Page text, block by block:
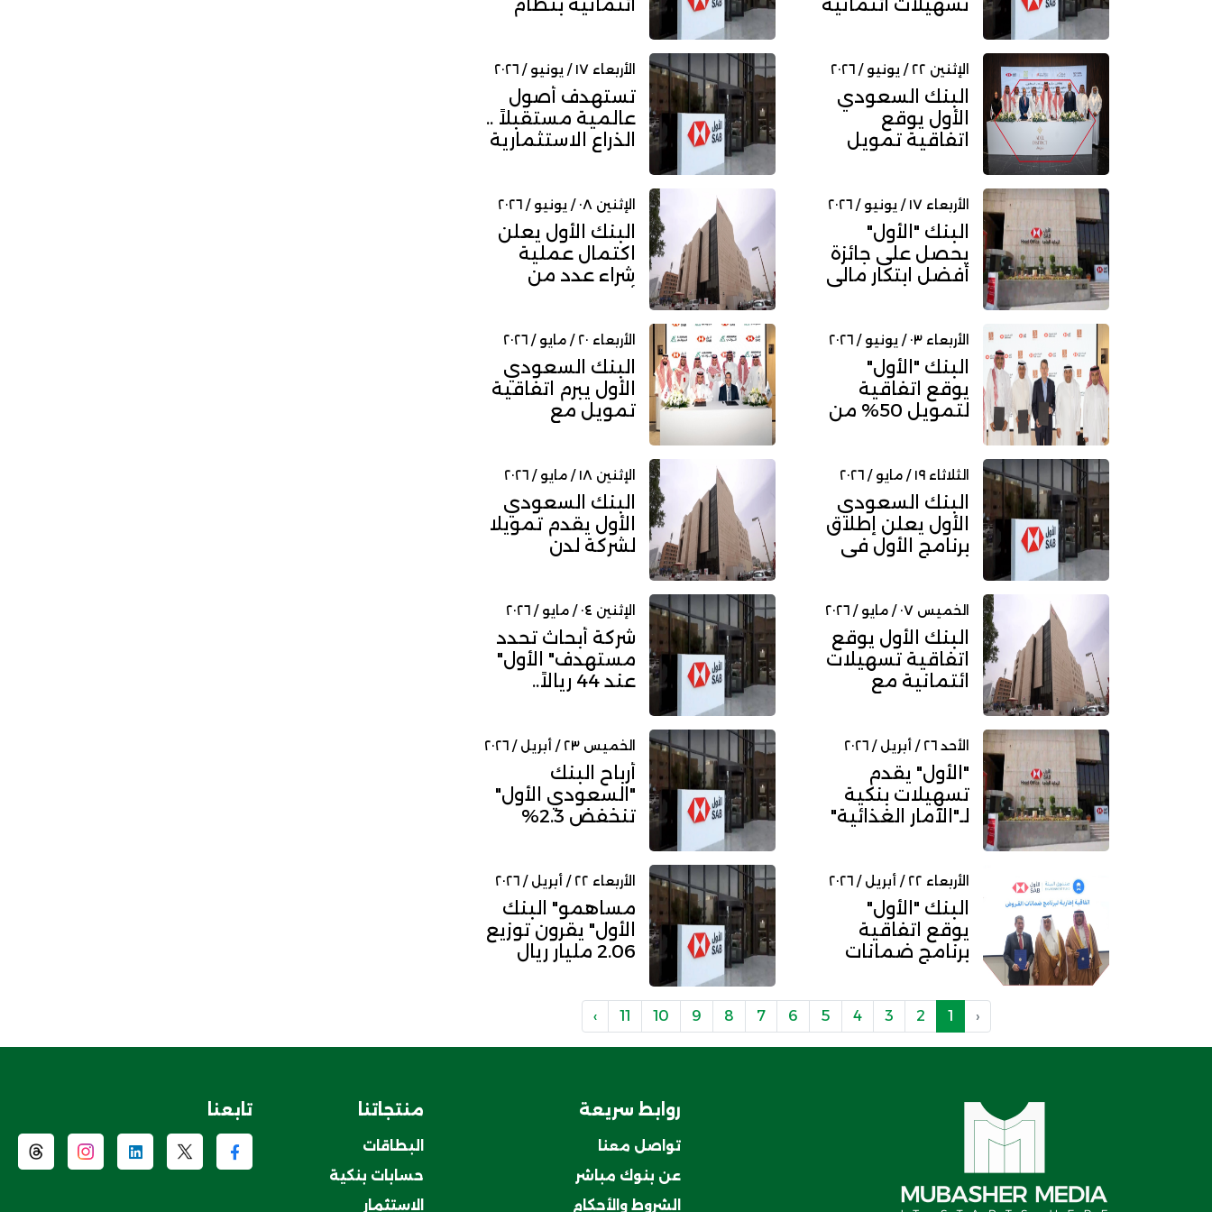
تسهيلات ائتمانية
ائتمانية بنظام
الإثنين ٢٢ / يونيو / ٢٠٢٦
البنك السعودي
الأول يوقع
اتفاقية تمويل
الأربعاء ١٧ / يونيو / ٢٠٢٦
تستهدف أصول
عالمية مستقبلاً ..
الذراع الاستثمارية
الأربعاء ١٧ / يونيو / ٢٠٢٦
البنك "الأول"
يحصل على جائزة
أفضل ابتكار مالي
الإثنين ٠٨ / يونيو / ٢٠٢٦
البنك الأول يعلن
اكتمال عملية
شراء عدد من
الموظ...
الأربعاء ٠٣ / يونيو / ٢٠٢٦
البنك "الأول"
يوقع اتفاقية
لتمويل 50% من
مستهدف...
الأربعاء ٢٠ / مايو / ٢٠٢٦
البنك السعودي
الأول يبرم اتفاقية
تمويل مع
الثلاثاء ١٩ / مايو / ٢٠٢٦
البنك السعودي
الأول يعلن إطلاق
برنامج الأول في
الإثنين ١٨ / مايو / ٢٠٢٦
البنك السعودي
الأول يقدم تمويلا
لشركة لدن
الخميس ٠٧ / مايو / ٢٠٢٦
البنك الأول يوقع
اتفاقية تسهيلات
ائتمانية مع
الإثنين ٠٤ / مايو / ٢٠٢٦
شركة أبحاث تحدد
مستهدف" الأول"
عند 44 ريالاً..
الأحد ٢٦ / أبريل / ٢٠٢٦
"الأول" يقدم
تسهيلات بنكية
لـ"الآمار الغذائية"
الخميس ٢٣ / أبريل / ٢٠٢٦
أرباح البنك
"السعودي الأول"
تنخفض 2.3%
الأربعاء ٢٢ / أبريل / ٢٠٢٦
البنك "الأول"
يوقع اتفاقية
برنامج ضمانات
صندوق البيئة
الأربعاء ٢٢ / أبريل / ٢٠٢٦
مساهمو" البنك
الأول" يقرون توزيع
2.06 مليار ريال
للعام...
‹
1
2
3
4
5
6
7
8
9
10
11
›
روابط سريعة
تواصل معنا
عن بنوك مباشر
الشروط والأحكام
منتجاتنا
البطاقات
حسابات بنكية
الاستثمار
تابعنا